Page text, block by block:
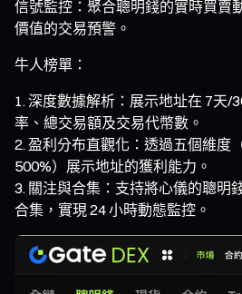
信號監控：聚合聰明錢的實時買賣
價值的交易預警。
牛人榜單：
深度數據解析：展示地址在 7天/
率、總交易額及交易代幣數。
盈利分布直觀化：透過五個維度
500%）展示地址的獲利能力。
關注與合集：支持將心儀的聰明
合集，實現 24 小時動態監控。